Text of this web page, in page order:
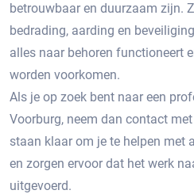
betrouwbaar en duurzaam zijn.​
bedrading, aarding en
alles naar behoren functioneert
worden voorkomen.​
Als je op zoek bent naar een
Voorburg, neem dan contact
staan klaar om je te helpen met
en zorgen ervoor dat het werk
uitgevoerd.​